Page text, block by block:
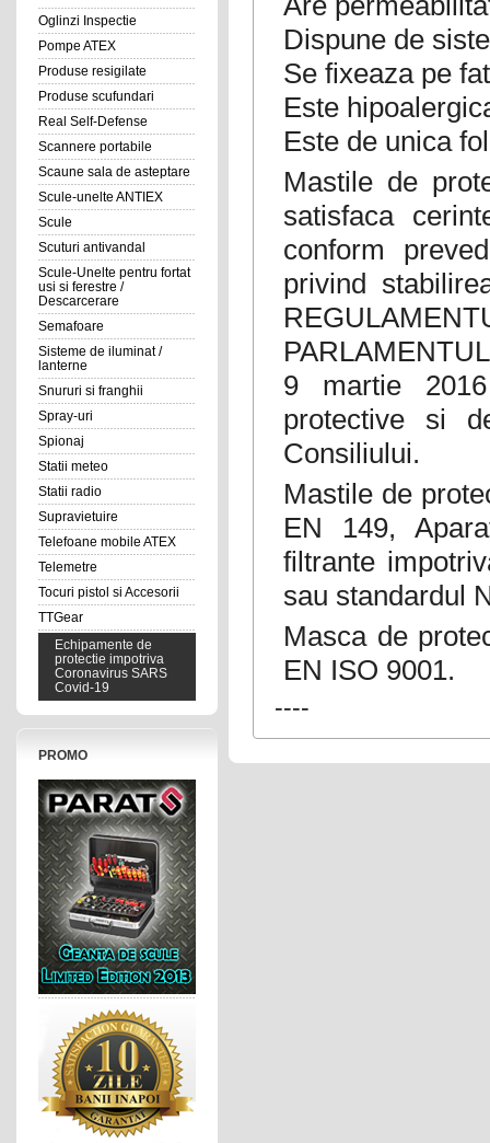
Oglinzi Inspectie
Pompe ATEX
Produse resigilate
Produse scufundari
Real Self-Defense
Scannere portabile
Scaune sala de asteptare
Scule-unelte ANTIEX
Scule
Scuturi antivandal
Scule-Unelte pentru fortat
usi si ferestre /
Descarcerare
Semafoare
Sisteme de iluminat /
lanterne
Snururi si franghii
Spray-uri
Spionaj
Statii meteo
Statii radio
Supravietuire
Telefoane mobile ATEX
Telemetre
Tocuri pistol si Accesorii
TTGear
Echipamente de
protectie impotriva
Coronavirus SARS
Covid-19
PROMO
Dispune de
Se fixeaza pe
Este
Este de unica
Mastile de
satisfaca
conform
privind
9 martie
protective si
Consiliului.
Mastile de
EN 149,
filtrante
sau standardul
Masca de
EN ISO 9001.
----